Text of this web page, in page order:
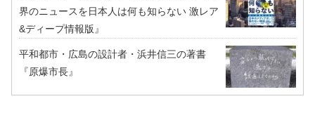
界のニュースを日本人は何も知らない 激レア
&ディープ情報版』
平和都市・広島の設計者・浜井信三の著書
『原爆市長』